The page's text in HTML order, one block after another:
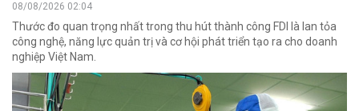
08/08/2026 02:04
Thước đo quan trọng nhất trong thu hút thành công FDI là lan tỏa
công nghệ, năng lực quản trị và cơ hội phát triển tạo ra cho doanh
nghiệp Việt Nam.